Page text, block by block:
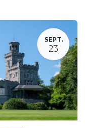
SEPT.
23